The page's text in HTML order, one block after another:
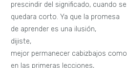
prescindir del significado, cuando se
quedara corto. Ya que la promesa
de aprender es una ilusión,
dijiste,
mejor permanecer cabizbajos como
en las primeras lecciones,